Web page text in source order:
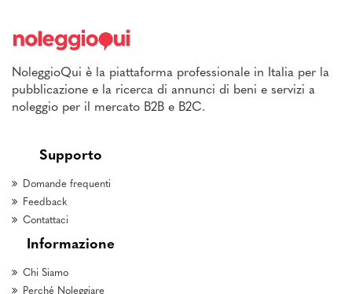
NoleggioQui è la piattaforma professionale in Italia per la
pubblicazione e la ricerca di annunci di beni e servizi a
noleggio per il mercato B2B e B2C.
Supporto
Domande frequenti
Feedback
Contattaci
Informazione
Chi Siamo
Perché Noleggiare